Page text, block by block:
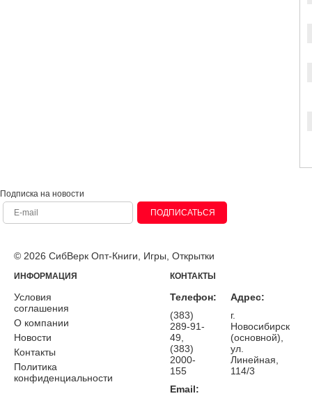
Подписка на новости
ПОДПИСАТЬСЯ
© 2026 СибВерк Опт-Книги, Игры, Открытки
ИНФОРМАЦИЯ
Условия
соглашения
О компании
Новости
Контакты
Политика
конфиденциальности
КОНТАКТЫ
Телефон:
(383)
289-91-
49,
(383)
2000-
155
Email:
Адрес:
г.
Новосибирск
(основной),
ул.
Линейная,
114/3